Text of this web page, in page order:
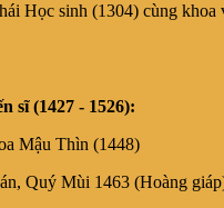
Học sinh (1304) cùng
sĩ (1427 - 1526):
Mậu Thìn (1448)
Quý Mùi 1463 (Hoàng